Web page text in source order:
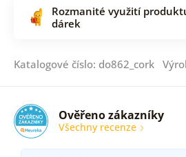
Rozmanité využití
dárek
Katalogové číslo: do862_cork
Ověřeno zákazníky
Všechny recenze